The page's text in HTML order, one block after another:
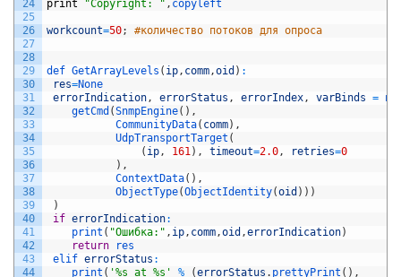
24
25
26
27
28
29
30
31
32
33
34
35
36
37
38
39
40
41
42
43
44
print
"Copyright: " , copyleft
workcount=50; #количество потоков для опроса
def GetArrayLevels ( ip , comm ,oid ) :
res=None
errorIndication , errorStatus , errorIndex , varBinds =
getCmd (SnmpEngine( ) ,
CommunityData( comm) ,
UdpTransportTarget (
( ip , 161 ) , timeout=2.0 , retries=0
) ,
ContextData( ) ,
ObjectType(ObjectIdentity(oid ) ) )
)
if errorIndication:
print ( "Ошибка:" , ip , comm ,oid ,errorIndication)
return
res
elif errorStatus :
print ( '%s at %s' % (errorStatus . prettyPrint ( ) ,